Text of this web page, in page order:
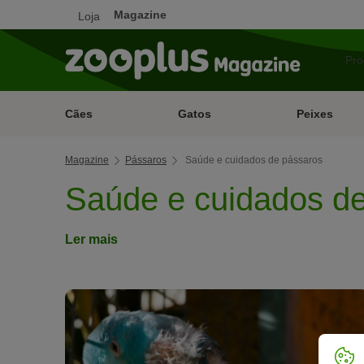
Loja Magazine
Cães Gatos Peixes
Magazine Pássaros Saúde e cuidados de pássaros
Saúde e cuidados
Ler mais